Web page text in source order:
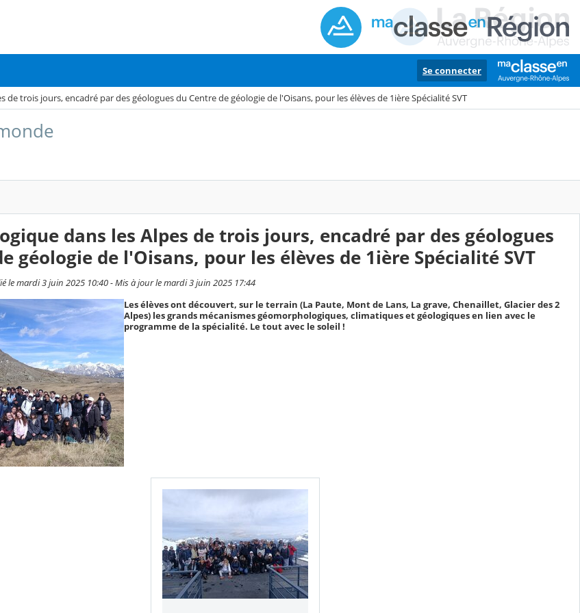
Se connecter
de trois jours, encadré par des géologues du Centre de géologie de l'Oisans, pour les élèves de 1ière Spécialité SVT
dans les Alpes de trois jours, encadré par des géologues
géologie de l'Oisans, pour les élèves de 1ière Spécialité SVT
le mardi 3 juin 2025 10:40 - Mis à jour le mardi 3 juin 2025 17:44
Les élèves ont découvert, sur le terrain (La Paute, Mont de Lans, La grave, Chenaillet, Glacier des 2
Alpes) les grands mécanismes géomorphologiques, climatiques et géologiques en lien avec le
programme de la spécialité. Le tout avec le soleil !